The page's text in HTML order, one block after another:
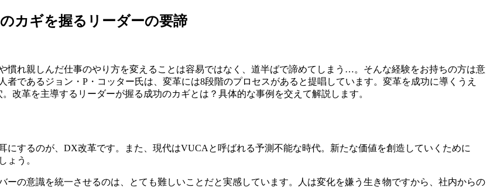
カギを握るリーダーの要諦
れ親しんだ仕事のやり方を変えることは容易ではなく、道半ばで諦めてしまう…。そんな経験をお持ちの方は意
であるジョン・P・コッター氏は、変革には8段階のプロセスがあると提唱しています。変革を成功に導くうえ
改革を主導するリーダーが握る成功のカギとは？具体的な事例を交えて解説します。
にするのが、DX改革です。また、現代はVUCAと呼ばれる予測不能な時代。新たな価値を創造していくために
ょう。
の意識を統一させるのは、とても難しいことだと実感しています。人は変化を嫌う生き物ですから、社内からの